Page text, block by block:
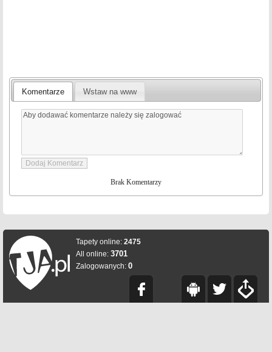
Komentarze Wstaw na www
Brak Komentarzy
Tapety online: 2475
All online: 3701
Zalogowanych: 0